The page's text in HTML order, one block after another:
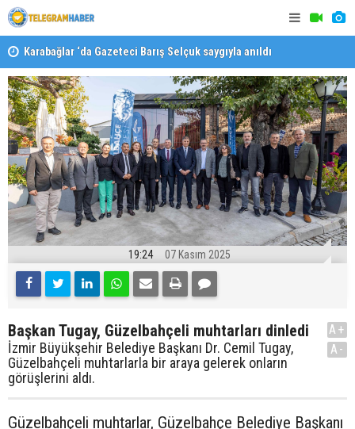
Karabağlar ‘da Gazeteci Barış Selçuk saygıyla anıldı
19:24 07 Kasım 2025
Başkan Tugay, Güzelbahçeli muhtarları dinledi
İzmir Büyükşehir Belediye Başkanı Dr. Cemil Tugay,
Güzelbahçeli muhtarlarla bir araya gelerek onların
görüşlerini aldı.
A+
A-
Güzelbahçeli muhtarlar, Güzelbahçe Belediye Başkanı